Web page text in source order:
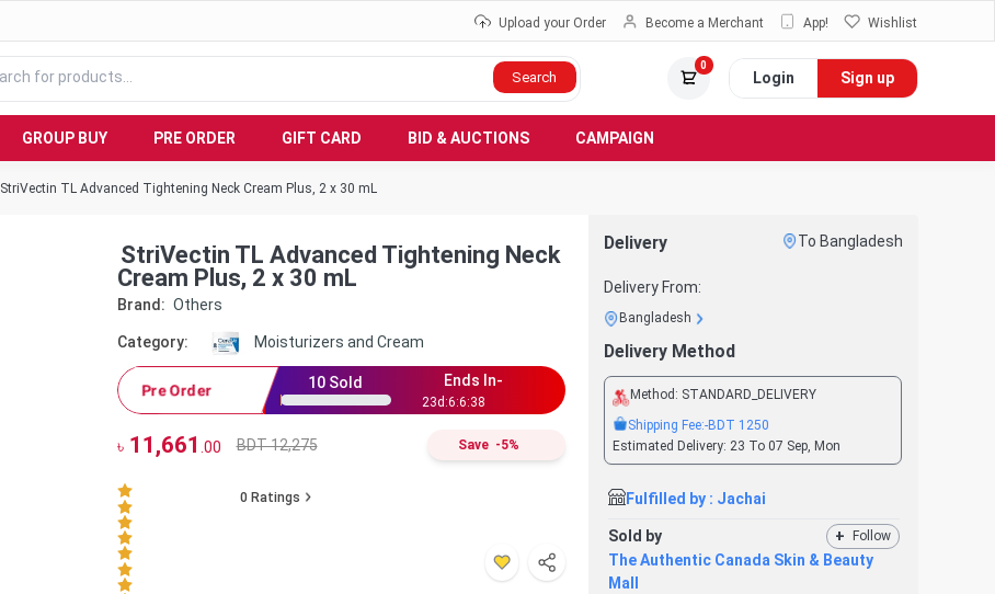
Upload your Order Become a Merchant App! Wishlist
Search
0
Login Sign up
GROUP BUY PRE ORDER GIFT CARD BID & AUCTIONS CAMPAIGN
StriVectin TL Advanced Tightening Neck Cream Plus, 2 x 30 mL
StriVectin TL Advanced Tightening Neck
Cream Plus, 2 x 30 mL
Brand: Others
Category: Moisturizers and Cream
Pre Order 10 Sold Ends In-
23d:6:6:37
৳11,661 .00 BDT 12,275 Save -5%
0 Ratings
Delivery To Bangladesh
Delivery From:
Bangladesh
Delivery Method
Method: STANDARD_DELIVERY
Shipping Fee:-BDT 1250
Estimated Delivery: 23 To 07 Sep, Mon
Fulfilled by : Jachai
Sold by + Follow
The Authentic Canada Skin & Beauty
Mall